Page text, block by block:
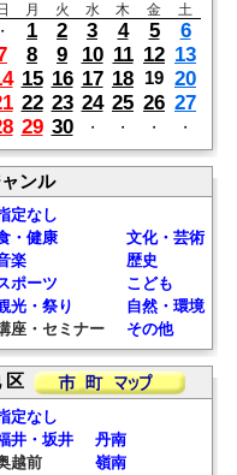
月 火 水 木 金
土
・
1 2 3 4 5
6
8 9 10 11 12 13
15 16 17 18 19 20
22 23 24 25 26 27
29 30 ・ ・ ・ ・
ンル
定なし
・健康
文化・芸術
楽
歴史
ポーツ
こども
光・祭り
自然・環境
座・セミナー
その他
区
定なし
井・坂井
丹南
越前
嶺南